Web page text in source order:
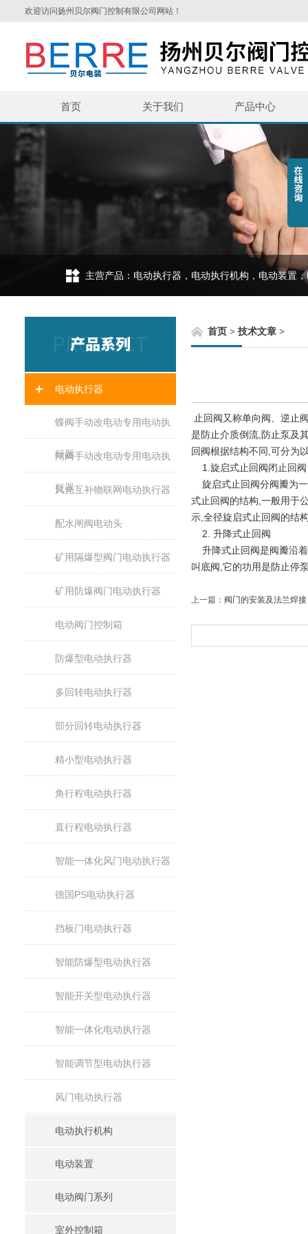
欢迎访问扬州贝尔阀门控制有限公司网站！
首页 关于我们 产品中心
主营产品：电动执行器，电动执行机构，电动装置
电动执行器
蝶阀手动改电动专用电动执
行器
闸阀手动改电动专用电动执
行器
风光互补物联网电动执行器
配水闸阀电动头
矿用隔爆型阀门电动执行器
矿用防爆阀门电动执行器
电动阀门控制箱
防爆型电动执行器
多回转电动执行器
部分回转电动执行器
精小型电动执行器
角行程电动执行器
直行程电动执行器
智能一体化风门电动执行器
德国PS电动执行器
挡板门电动执行器
智能防爆型电动执行器
智能开关型电动执行器
智能一体化电动执行器
智能调节型电动执行器
风门电动执行器
电动执行机构
电动装置
电动阀门系列
室外控制箱
首页> 技术文章>
止回阀又称单向阀、逆止
是防止介质倒流,防止泵及
回阀根据结构不同,可分为
1.旋启式止回阀闭止回阀
旋启式止回阀分阀瓣为
式止回阀的结构,一般用于
示,全径旋启式止回阀的结
2. 升降式止回阀
升降式止回阀是阀瓣沿
叫底阀,它的功用是防止停
上一篇： 阀门的安装及法兰焊接